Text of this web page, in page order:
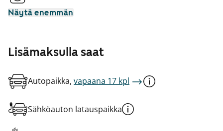
Näytä enemmän
Lisämaksulla saat
Autopaikka, vapaana 17 kpl
Sähköauton latauspaikka